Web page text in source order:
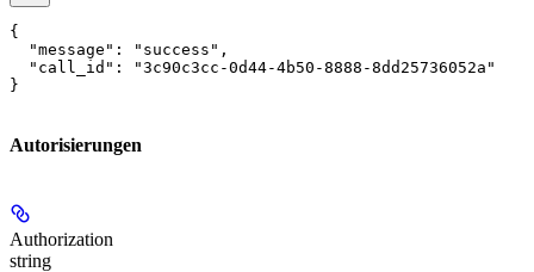
{
  "message": "success",
  "call_id": "3c90c3cc-0d44-4b50-8888-8dd25736052a"
}
Autorisierungen
Authorization
string